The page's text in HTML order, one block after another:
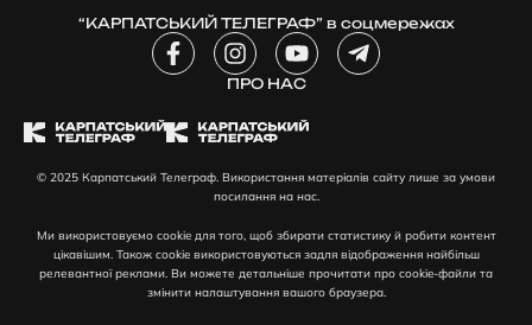
“КАРПАТСЬКИЙ ТЕЛЕГРАФ” в соцмережах
F
a
b
o
-
f
I
n
s
a
r
a
m
Y
o
u
t
u
e
T
e
a
-
p
l
a
ПРО НАС
© 2025 Карпатський Телеграф. Використання матеріалів сайту лише за умови
посилання на нас.
Ми використовуємо cookie для того, щоб збирати статистику й робити контент
цікавішим. Також cookie використовуються задля відображення найбільш
релевантної реклами. Ви можете детальніше прочитати про cookie-файли та
змінити налаштування вашого браузера.